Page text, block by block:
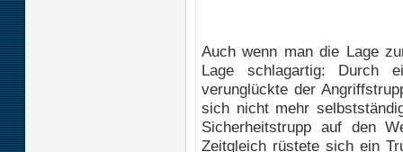
Auch wenn man die Lage
Lage schlagartig: Durch
verunglückte der
sich nicht mehr
Sicherheitstrupp auf den
Zeitgleich rüstete sich ein